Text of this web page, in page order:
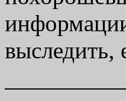
выследить,